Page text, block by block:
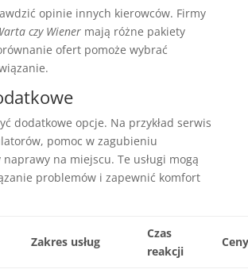
opinie innych kierowców. Firmy
czy Wienermają różne pakiety
ofert pomoże wybrać
dodatkowe opcje. Na przykład serwis
pomoc w zagubieniu
naprawy na miejscu. Te usługi mogą
problemów i zapewnić komfort
Zakres usług
Czas
reakcji
Ceny